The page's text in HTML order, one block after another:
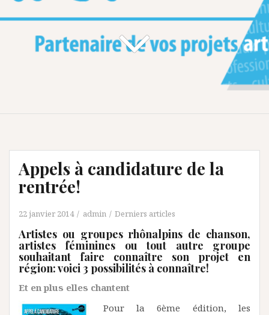
Appels à candidature de la
rentrée!
22 janvier 2014 admin Derniers articles
Artistes ou groupes rhônalpins de chanson,
artistes féminines ou tout autre groupe
souhaitant faire connaître son projet en
région: voici 3 possibilités à connaître!
Et en plus elles chantent
Pour la 6ème édition, les